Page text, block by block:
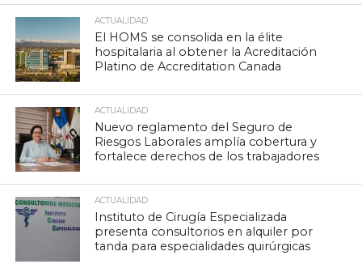
ACTUALIDAD
El HOMS se consolida en la élite
hospitalaria al obtener la Acreditación
Platino de Accreditation Canada
ACTUALIDAD
Nuevo reglamento del Seguro de
Riesgos Laborales amplía cobertura y
fortalece derechos de los trabajadores
ACTUALIDAD
Instituto de Cirugía Especializada
presenta consultorios en alquiler por
tanda para especialidades quirúrgicas